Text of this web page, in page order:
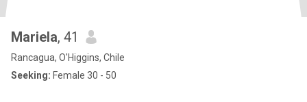
Mariela, 41
Rancagua, O'Higgins, Chile
Seeking: Female 30 - 50